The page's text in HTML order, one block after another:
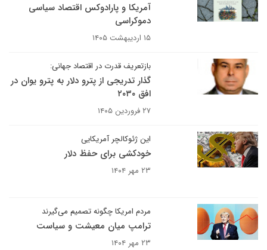
آمریکا و پارادوکس اقتصاد سیاسی
دموکراسی
۱۵ اردیبهشت ۱۴۰۵
بازتعریف قدرت در اقتصاد جهانی:
گذار تدریجی از پترو دلار به پترو یوان در
افق ۲۰۳۰
۲۷ فروردین ۱۴۰۵
این ژئوکالچر آمریکایی
خودکشی برای حفظ دلار
۲۳ مهر ۱۴۰۴
مردم امریکا چگونه تصمیم می‌گیرند
ترامپ میان معیشت و سیاست
۲۳ مهر ۱۴۰۴